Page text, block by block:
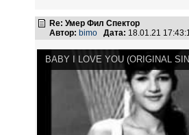
Re: Умер Фил Спектор
Автор: bimo Дата: 18.01.21
BABY I LOVE YOU (ORIGINAL